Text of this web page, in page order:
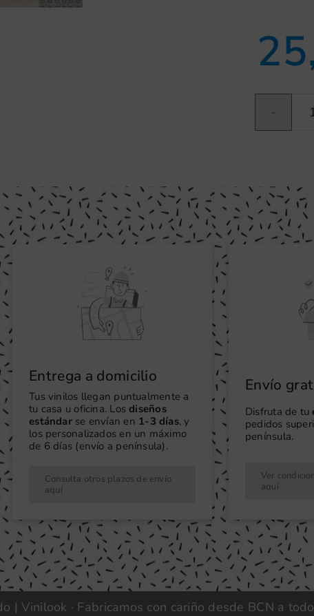
Entrega a domicilio
Tus vinilos llegan puntualmente a
tu casa u oficina. Los diseños
estándarse envían en 1-3 días, y
los personalizados en un máximo
de 6 días (envío a península).
Consulta otros plazos de envío
aquí
Envío
Disfruta de tu
pedidos
península.
Ver
aquí
· Fabricamos con cariño desde BCN a todo el